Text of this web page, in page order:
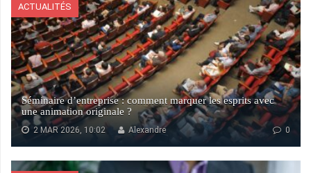
ACTUALITÉS
Séminaire d’entreprise : comment marquer les esprits avec
une animation originale ?
2 MAR 2026, 10:02 0
Alexandre